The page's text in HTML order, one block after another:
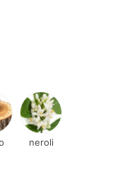
neroli